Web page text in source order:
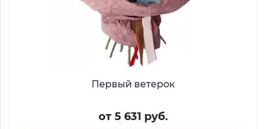
Первый ветерок
от 5 631 руб.